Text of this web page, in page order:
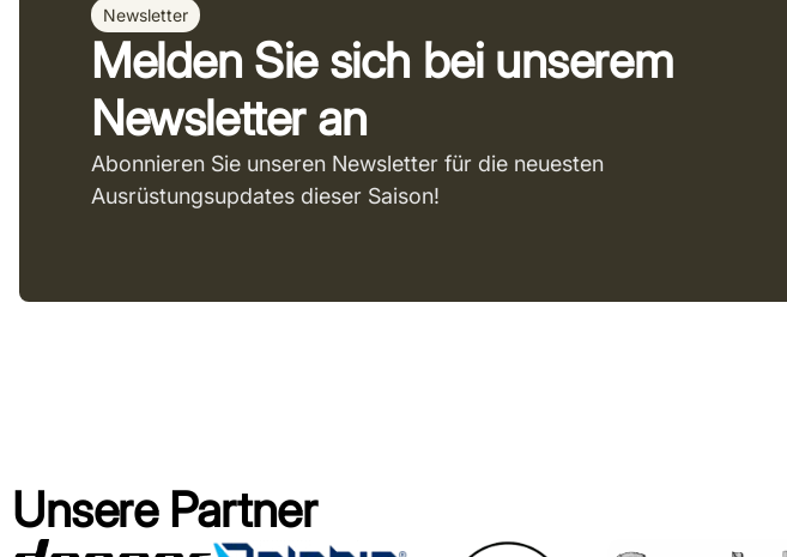
Newsletter
Melden Sie sich bei unserem
Newsletter an
Abonnieren Sie unseren Newsletter für die neuesten
Ausrüstungsupdates dieser Saison!
Unsere Partner